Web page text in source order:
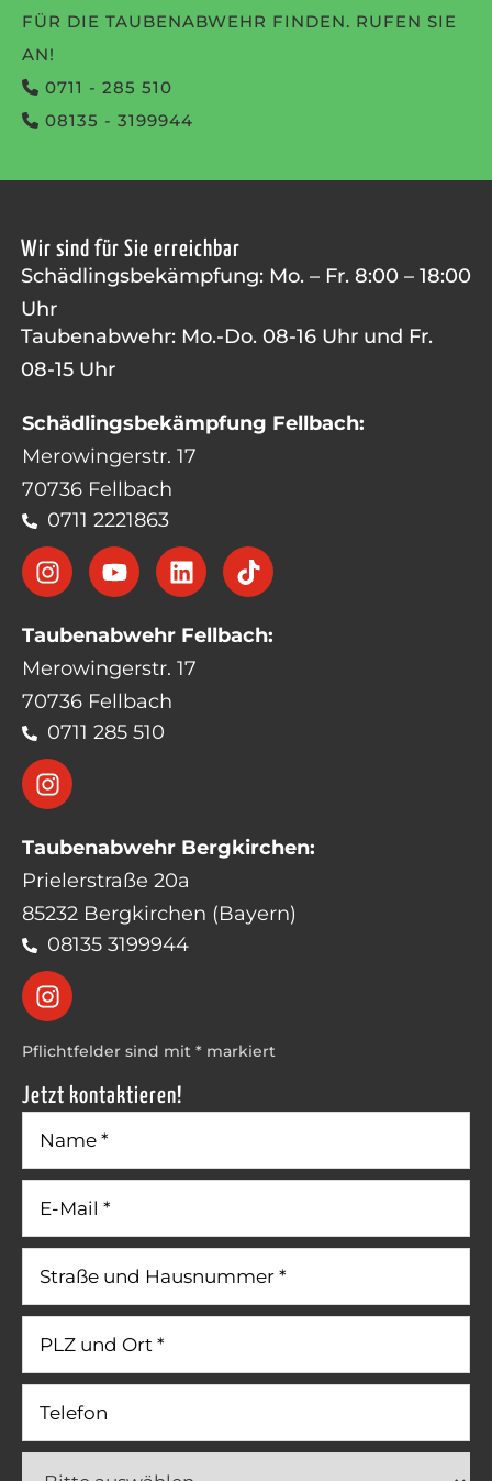
FÜR DIE TAUBENABWEHR FINDEN. RUFEN SIE
AN!
0711 - 285 510
08135 - 3199944
Wir sind für Sie erreichbar
Schädlingsbekämpfung: Mo. – Fr. 8:00 – 18:00
Uhr
Taubenabwehr: Mo.-Do. 08-16 Uhr und Fr.
08-15 Uhr
Schädlingsbekämpfung Fellbach:
Merowingerstr. 17
70736 Fellbach
0711 2221863
Taubenabwehr Fellbach:
Merowingerstr. 17
70736 Fellbach
0711 285 510
Taubenabwehr Bergkirchen:
Prielerstraße 20a
85232 Bergkirchen (Bayern)
08135 3199944
Pflichtfelder sind mit * markiert
Jetzt kontaktieren!